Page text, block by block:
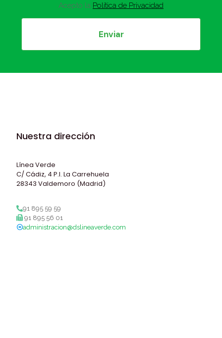
Acepto la Política de Privacidad
Nuestra dirección
Línea Verde
C/ Cádiz, 4 P.I. La Carrehuela
28343 Valdemoro (Madrid)
91 895 59 59
91 895 56 01
administracion@dslineaverde.com